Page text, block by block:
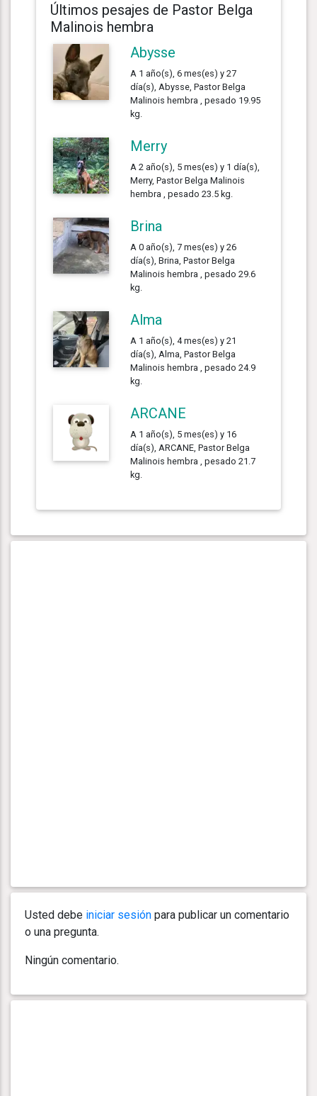
Últimos pesajes de Pastor Belga
Malinois hembra
Abysse
A 1 año(s), 6 mes(es) y 27
día(s), Abysse, Pastor Belga
Malinois hembra , pesado 19.95
kg.
Merry
A 2 año(s), 5 mes(es) y 1 día(s),
Merry, Pastor Belga Malinois
hembra , pesado 23.5 kg.
Brina
A 0 año(s), 7 mes(es) y 26
día(s), Brina, Pastor Belga
Malinois hembra , pesado 29.6
kg.
Alma
A 1 año(s), 4 mes(es) y 21
día(s), Alma, Pastor Belga
Malinois hembra , pesado 24.9
kg.
ARCANE
A 1 año(s), 5 mes(es) y 16
día(s), ARCANE, Pastor Belga
Malinois hembra , pesado 21.7
kg.
Usted debe iniciar sesión para publicar un comentario
o una pregunta.
Ningún comentario.